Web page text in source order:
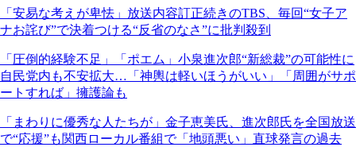
「安易な考えが卑怯」放送内容訂正続きのTBS、毎回“女子ア
ナお詫び”で決着つける“反省のなさ”に批判殺到
「圧倒的経験不足」「ポエム」小泉進次郎“新総裁”の可能性に
自民党内も不安拡大…「神輿は軽いほうがいい」「周囲がサポ
ートすれば」擁護論も
「まわりに優秀な人たちが」金子恵美氏、進次郎氏を全国放送
で“応援”も関西ローカル番組で「地頭悪い」直球発言の過去